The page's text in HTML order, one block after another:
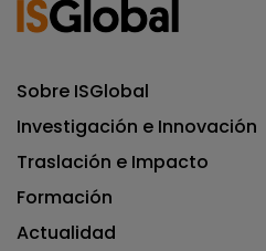
Sobre ISGlobal
Investigación e Innovación
Traslación e Impacto
Formación
Actualidad